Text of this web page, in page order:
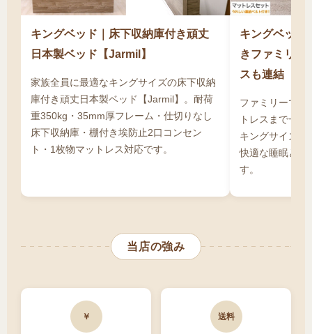
見つけやすくなります。搬入も一体型より格段
に簡単で、お子様が成長したら分割して子供部
屋で使えるため、長期的なコストパフォーマン
スにも優れています。連結部分の隙間は、隙間
パッドやマットレスバンドで対策でき、実用上
はほとんど問題ありません。家族全員で快適に
眠りながら大容量収納を確保したいなら、連結
収納ベッドという賢い選択を検討してくださ
い。通販での購入なら、店舗より安く高品質な
キングベッド｜床下収納庫付き頑丈
日本製ベッド【Jarmil】
家族全員に最適なキングサイズの床下収納
庫付き頑丈日本製ベッド【Jarmil】。耐荷
重350kg・35mm厚フレーム・仕切りなし
床下収納庫・棚付き埃防止2口コンセン
ト・1枚物マットレス対応です。
キングベッド
きファミリ
スも連結
ファミリーで一
トレスまで一
キングサイズ連
快適な睡眠と充
す。
当店の強み
￥ 送料